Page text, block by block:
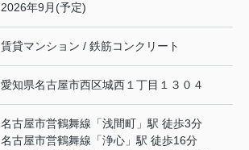
2026年9月(予定)
賃貸マンション / 鉄筋コンクリート
愛知県名古屋市西区城西１丁目１３０４
名古屋市営鶴舞線 「浅間町 」駅 徒歩3分
名古屋市営鶴舞線 「浄心 」駅 徒歩16分